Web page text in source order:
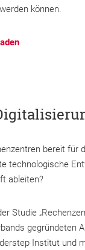
können.
bereit für
technologische
ableiten?
Studie
gegründeten
Institut und